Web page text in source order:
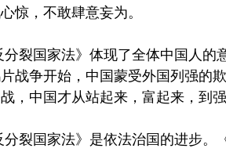
惊，不敢肆意妄为。
分裂国家法》体现了全体中国人的
片战争开始，中国蒙受外国列强的
，中国才从站起来，富起来，到
分裂国家法》是依法治国的进步。